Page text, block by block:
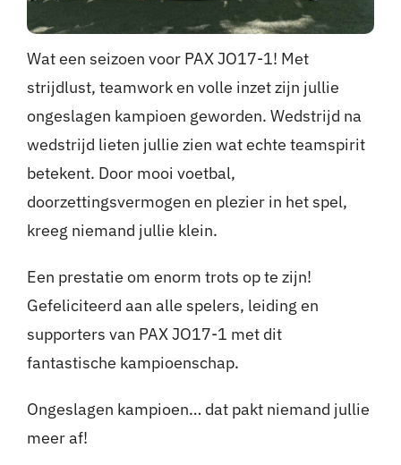
Lid worden
Zoeken
naar:
Wat een seizoen voor PAX JO17-1! Met
strijdlust, teamwork en volle inzet zijn jullie
ongeslagen kampioen geworden. Wedstrijd na
wedstrijd lieten jullie zien wat echte teamspirit
betekent. Door mooi voetbal,
doorzettingsvermogen en plezier in het spel,
kreeg niemand jullie klein.
Een prestatie om enorm trots op te zijn!
Gefeliciteerd aan alle spelers, leiding en
supporters van PAX JO17-1 met dit
fantastische kampioenschap.
Ongeslagen kampioen… dat pakt niemand jullie
meer af!